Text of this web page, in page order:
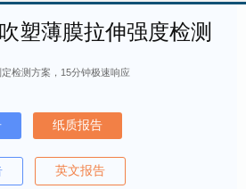
塑薄膜拉伸强度检测
检测方案，15分钟极速响应
纸质报告
英文报告